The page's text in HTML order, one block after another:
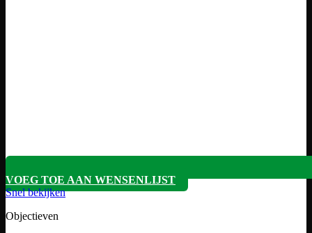
VOEG TOE AAN WENSENLIJST
Snel bekijken
Objectieven